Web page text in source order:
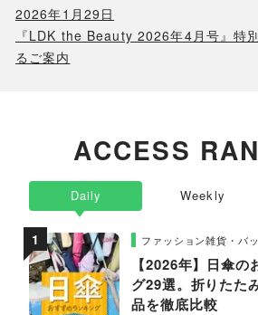
2026年1月29日
『LDK the Beauty 2026年4月号』特
るご案内
ACCESS
Daily
ファッション雑貨・バ
【2026年】日傘
グ29選。折りたた
品を徹底比較
Weekly